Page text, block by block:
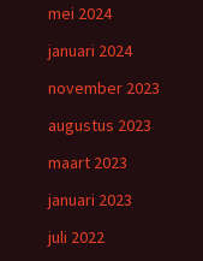
mei 2024
januari 2024
november 2023
augustus 2023
maart 2023
januari 2023
juli 2022